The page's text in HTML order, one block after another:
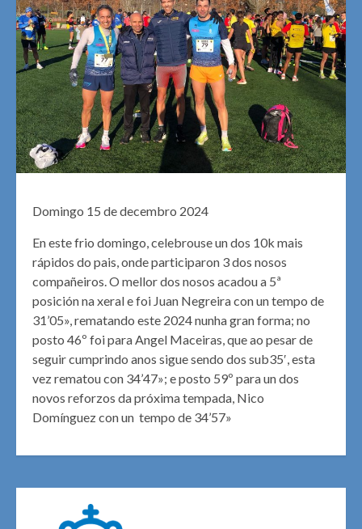
Domingo 15 de decembro 2024
En este frio domingo, celebrouse un dos 10k mais
rápidos do pais, onde participaron 3 dos nosos
compañeiros. O mellor dos nosos acadou a 5ª
posición na xeral e foi Juan Negreira con un tempo de
31’05», rematando este 2024 nunha gran forma; no
posto 46º foi para Angel Maceiras, que ao pesar de
seguir cumprindo anos sigue sendo dos sub35′, esta
vez rematou con 34’47»; e posto 59º para un dos
novos reforzos da próxima tempada, Nico
Domínguez con un tempo de 34’57»